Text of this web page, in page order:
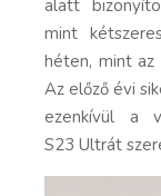
alatt
mint
héten, mint az
Az előző évi
ezenkívül a
S23 Ultrát